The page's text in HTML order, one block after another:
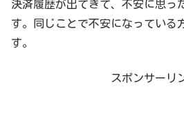
決済履歴が出てきて、不安に思っ
す。同じことで不安になっている
す。
スポンサーリ